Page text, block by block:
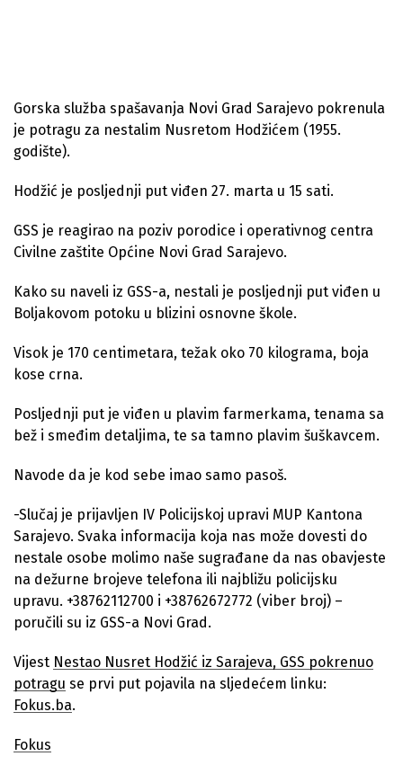
Gorska služba spašavanja Novi Grad Sarajevo pokrenula
je potragu za nestalim Nusretom Hodžićem (1955.
godište).
Hodžić je posljednji put viđen 27. marta u 15 sati.
GSS je reagirao na poziv porodice i operativnog centra
Civilne zaštite Općine Novi Grad Sarajevo.
Kako su naveli iz GSS-a, nestali je posljednji put viđen u
Boljakovom potoku u blizini osnovne škole.
Visok je 170 centimetara, težak oko 70 kilograma, boja
kose crna.
Posljednji put je viđen u plavim farmerkama, tenama sa
bež i smeđim detaljima, te sa tamno plavim šuškavcem.
Navode da je kod sebe imao samo pasoš.
-Slučaj je prijavljen IV Policijskoj upravi MUP Kantona
Sarajevo. Svaka informacija koja nas može dovesti do
nestale osobe molimo naše sugrađane da nas obavjeste
na dežurne brojeve telefona ili najbližu policijsku
upravu. +38762112700 i +38762672772 (viber broj) –
poručili su iz GSS-a Novi Grad.
Vijest Nestao Nusret Hodžić iz Sarajeva, GSS pokrenuo
potragu se prvi put pojavila na sljedećem linku:
Fokus.ba.
Fokus